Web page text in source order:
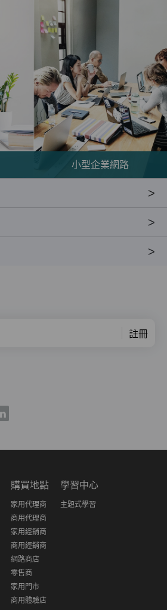
小型企業網路
註冊
購買地點
家用代理商
商用代理商
家用經銷商
商用經銷商
網路商店
零售商
家用門市
商用體驗店
學習中心
主題式學習